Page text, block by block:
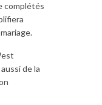
complétés
de la